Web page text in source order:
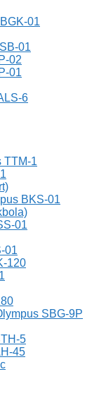
01
01
02
01
6
TTM-1
BKS-01
01
01
120
SBG-9P
5
45